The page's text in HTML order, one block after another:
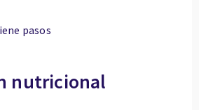
pasos
nutricional